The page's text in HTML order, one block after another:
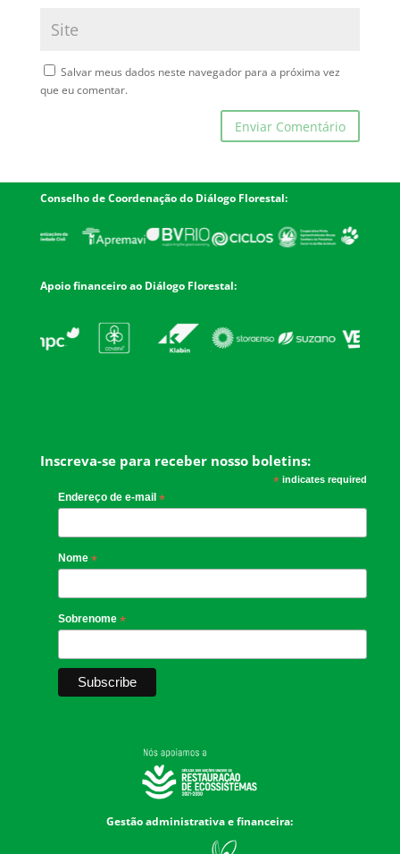
Salvar meus dados neste navegador para a próxima vez
que eu comentar.
Conselho de Coordenação do Diálogo Florestal:
Apoio financeiro ao Diálogo Florestal:
Inscreva-se para receber nosso boletins:
*indicates required
Endereço de e-mail *
Nome *
Sobrenome *
Gestão administrativa e financeira: